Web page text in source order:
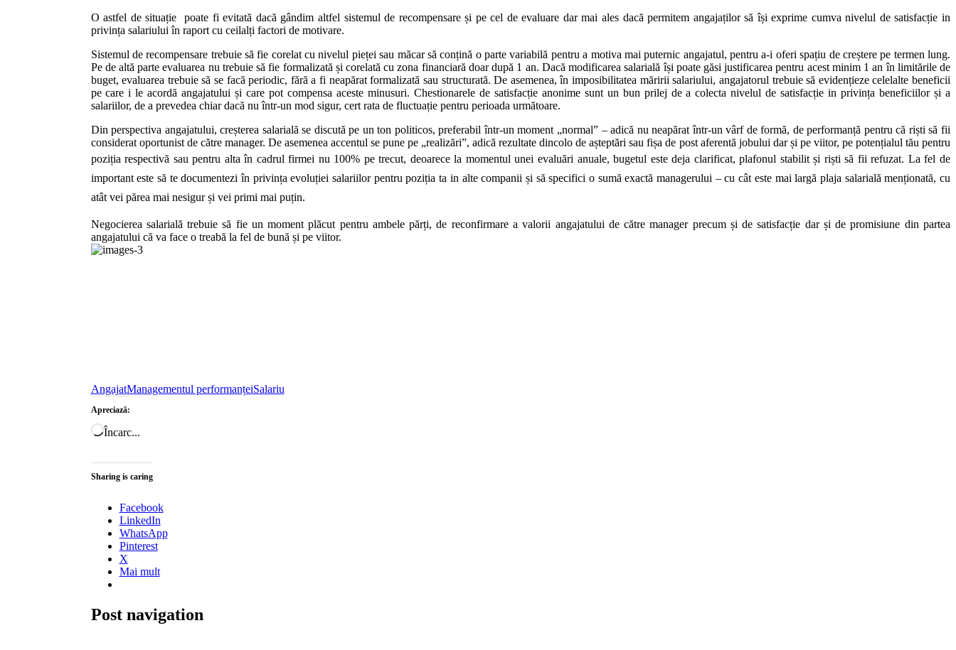
O astfel de situație poate fi evitată dacă gândim altfel sistemul de recompensare și pe cel de evaluare dar mai ales dacă permitem angajaților să își exprime cumva nivelul de satisfacție in
privința salariului în raport cu ceilalți factori de motivare.
Sistemul de recompensare trebuie să fie corelat cu nivelul pieței sau măcar să conțină o parte variabilă pentru a motiva mai puternic angajatul, pentru a-i oferi spațiu de creștere pe termen lung.
Pe de altă parte evaluarea nu trebuie să fie formalizată și corelată cu zona financiară doar după 1 an. Dacă modificarea salarială își poate găsi justificarea pentru acest minim 1 an în limitările de
buget, evaluarea trebuie să se facă periodic, fără a fi neapărat formalizată sau structurată. De asemenea, în imposibilitatea măririi salariului, angajatorul trebuie să evidențieze celelalte beneficii
pe care i le acordă angajatului și care pot compensa aceste minusuri. Chestionarele de satisfacție anonime sunt un bun prilej de a colecta nivelul de satisfacție in privința beneficiilor și a
salariilor, de a prevedea chiar dacă nu într-un mod sigur, cert rata de fluctuație pentru perioada următoare.
Din perspectiva angajatului, creșterea salarială se discută pe un ton politicos, preferabil într-un moment „normal” – adică nu neapărat într-un vârf de formă, de performanță pentru că riști să fii
considerat oportunist de către manager. De asemenea accentul se pune pe „realizări”, adică rezultate dincolo de așteptări sau fișa de post aferentă jobului dar și pe viitor, pe potențialul tău pentru
poziția respectivă sau pentru alta în cadrul firmei nu 100% pe trecut, deoarece la momentul unei evaluări anuale, bugetul este deja clarificat, plafonul stabilit și riști să fii refuzat. La fel de
important este să te documentezi în privința evoluției salariilor pentru poziția ta in alte companii și să specifici o sumă exactă managerului – cu cât este mai largă plaja salarială menționată, cu
atât vei părea mai nesigur și vei primi mai puțin.
Negocierea salarială trebuie să fie un moment plăcut pentru ambele părți, de reconfirmare a valorii angajatului de către manager precum și de satisfacție dar și de promisiune din partea
angajatului că va face o treabă la fel de bună și pe viitor.
AngajatManagementul performanțeiSalariu
Apreciază:
Încarc...
Sharing is caring
Facebook
LinkedIn
WhatsApp
Pinterest
X
Mai mult
Post navigation